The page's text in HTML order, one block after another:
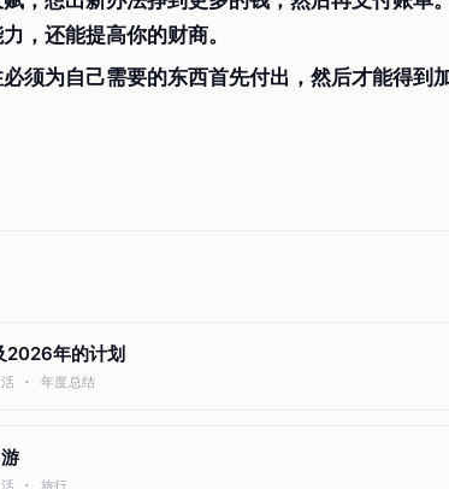
，还能提高你的财商。
须为自己需要的东西首先付出，然后才能得到
2026年的计划
· 年度总结